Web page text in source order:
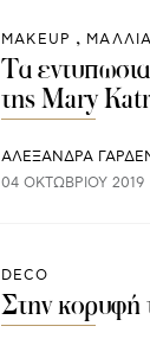
ΜAKEUP ΜΑΛΛΙΑ
Τα
της Mary
ΑΛΕΞΑΝΔΡΑ
04 ΟΚΤΩΒΡΊΟΥ 2019
DECO
Στην κορυφή